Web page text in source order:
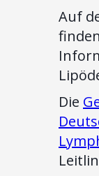
Auf
Die